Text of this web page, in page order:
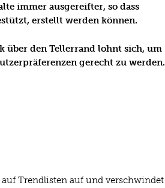
immer ausgereifter, so dass
erstellt werden können.
über den Tellerrand lohnt sich, um
gerecht zu werden.
Trendlisten auf und verschwindet